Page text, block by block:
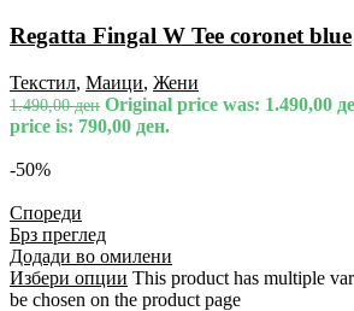
Regatta Fingal W Tee coronet blue
Текстил, Маици, Жени
1.490,00ден Original price was: 1.490,00
price is: 790,00 ден.
-50%
Спореди
Брз преглед
Додади во омилени
Избери опции This product has multiple
be chosen on the product page